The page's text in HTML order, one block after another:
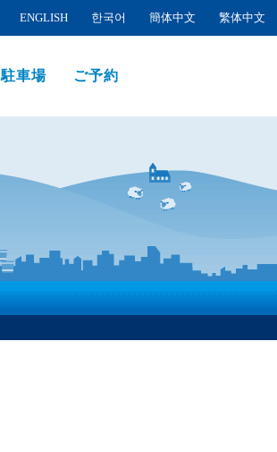
ENGLISH 한국어 簡体中文 繁体中文
駐車場 ご予約